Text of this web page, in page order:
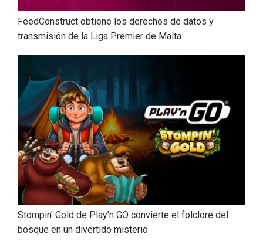
FeedConstruct obtiene los derechos de datos y
transmisión de la Liga Premier de Malta
Stompin’ Gold de Play’n GO convierte el folclore del
bosque en un divertido misterio